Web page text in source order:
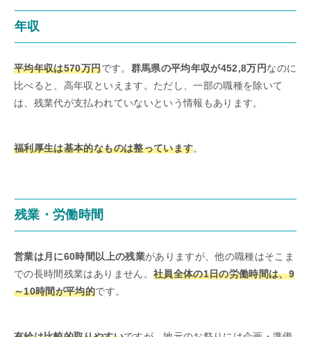
年収
平均年収は570万円です。 群馬県の平均年収が452,8万円なのに
比べると、高年収といえます。ただし、一部の職種を除いて
は、残業代が支払われていないという情報もあります。
福利厚生は基本的なものは整っています。
残業・労働時間
営業は月に60時間以上の残業がありますが、他の職種はそこま
での長時間残業はありません。 社員全体の1日の労働時間は、9
～10時間が平均的です。